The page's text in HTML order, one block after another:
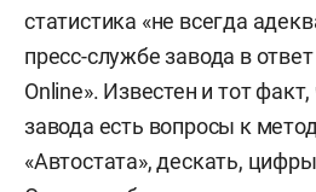
статистика «не всегда
пресс-службе завода в
Online». Известен и тот
завода есть вопросы к
«Автостата», дескать,